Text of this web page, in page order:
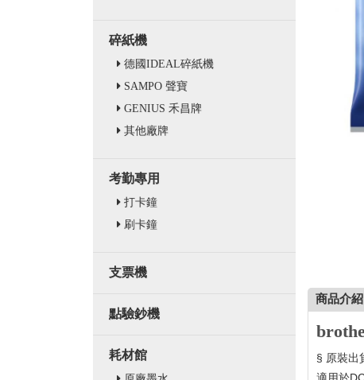
碎紙機
德國IDEAL碎紙機
SAMPO 聲寶
GENIUS 禾昌牌
其他廠牌
考勤專用
打卡鐘
刷卡鐘
支票機
點驗鈔機
耗材館
商品介紹
§ 原裝出